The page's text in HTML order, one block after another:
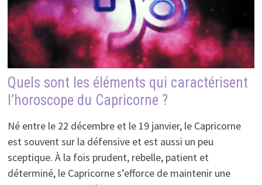
Quels sont les éléments qui caractérisent
l’horoscope du Capricorne ?
Né entre le 22 décembre et le 19 janvier, le Capricorne
est souvent sur la défensive et est aussi un peu
sceptique. À la fois prudent, rebelle, patient et
déterminé, le Capricorne s’efforce de maintenir une